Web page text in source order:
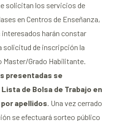
solicitan los servicios de
en Centros de Enseñanza,
harán constar
solicitud de inscripción la
Master/Grado Habilitante.
presentadas se
de Bolsa de Trabajo en
apellidos. Una vez cerrado
se efectuará sorteo público